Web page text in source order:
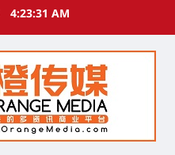
4:23:31 AM